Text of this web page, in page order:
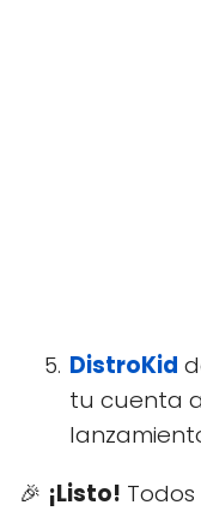
DistroKid
tu cuenta
🎉 ¡Listo!